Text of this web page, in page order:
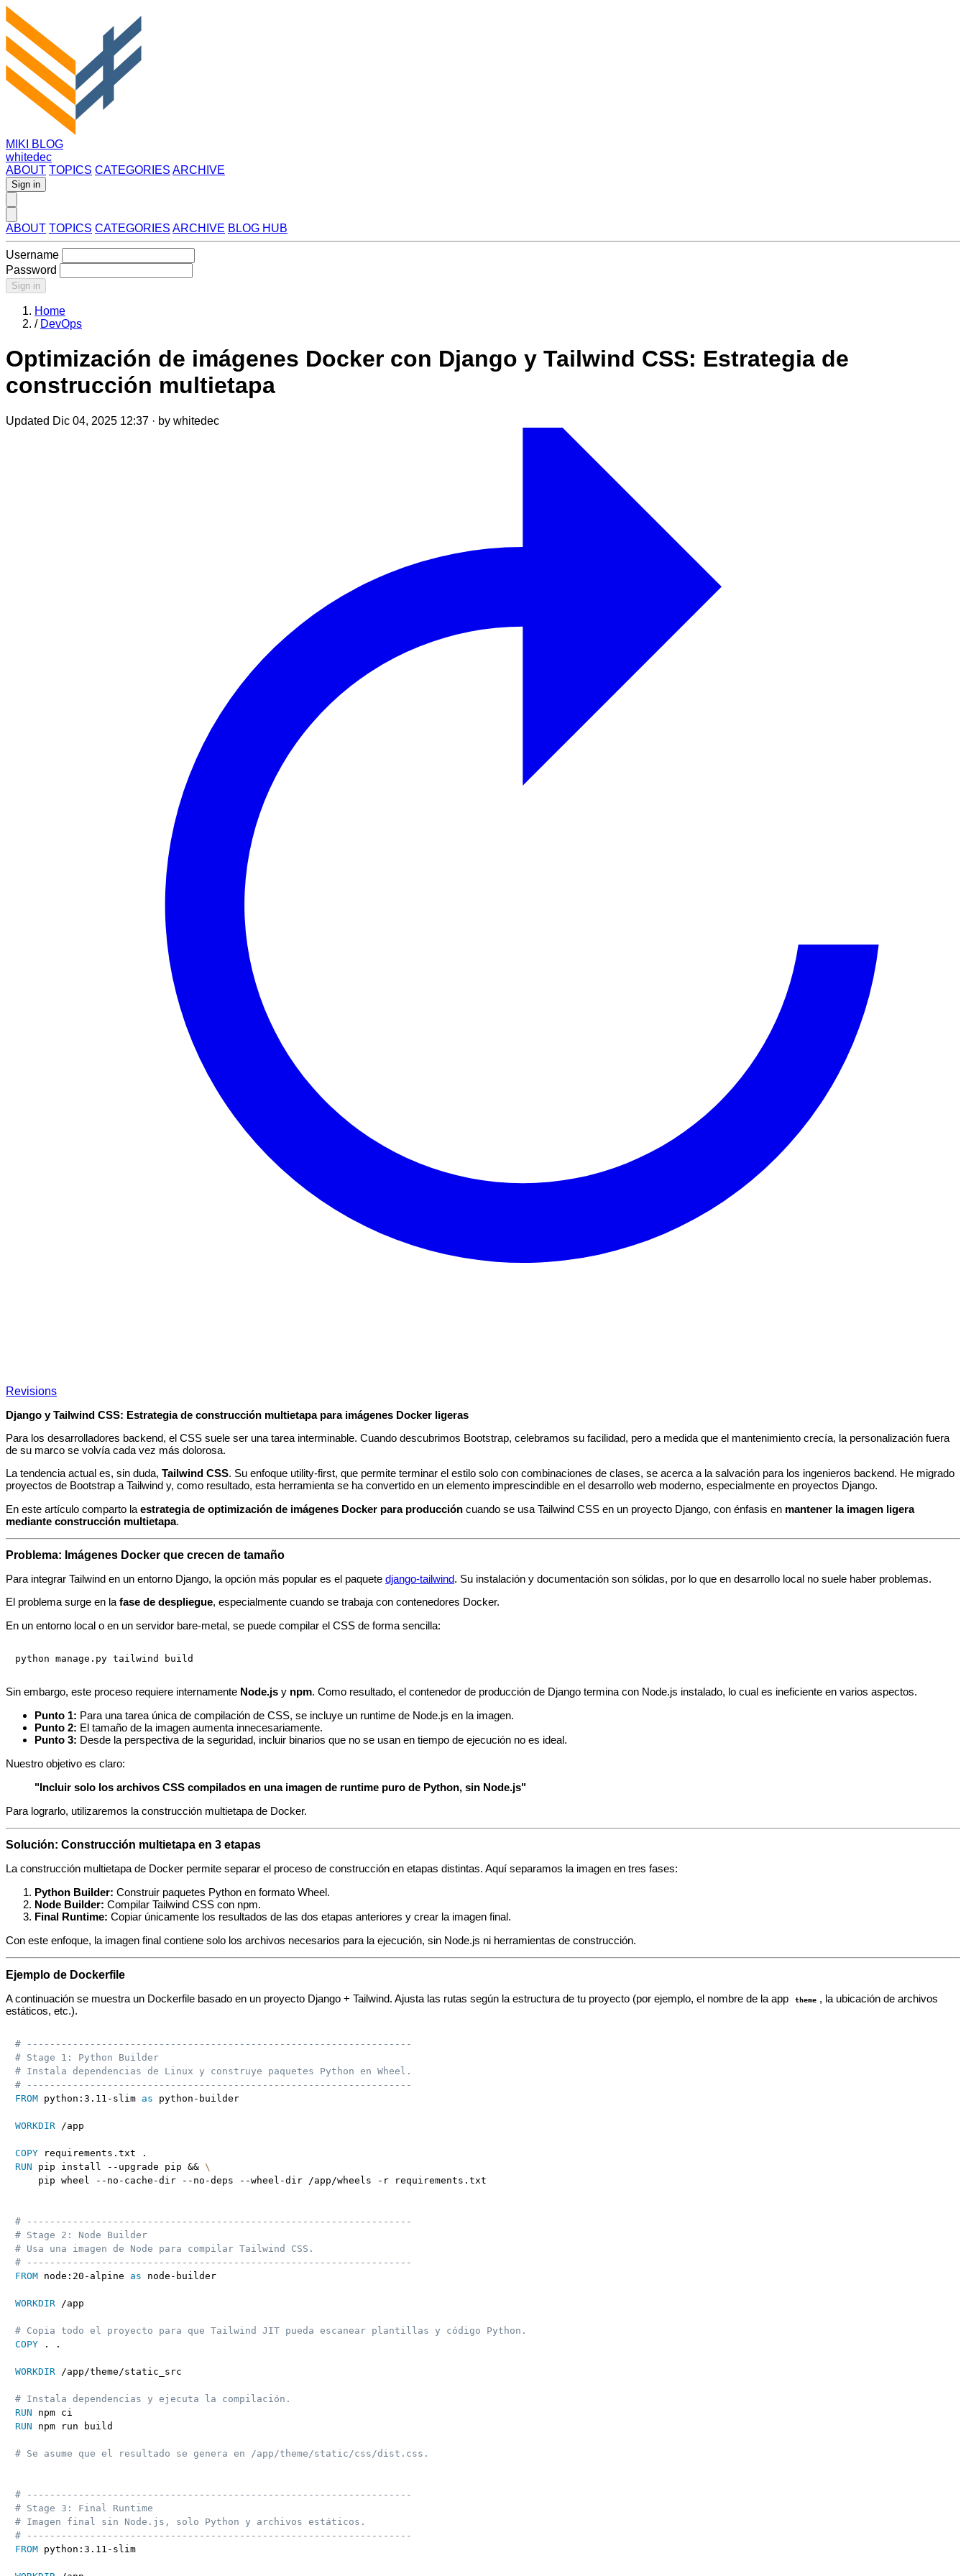
MIKI BLOG
whitedec
ABOUT TOPICS CATEGORIES ARCHIVE
Sign in
ABOUT TOPICS CATEGORIES ARCHIVE BLOG HUB
Username
Password
Sign in
Home
/ DevOps
Optimización de imágenes Docker con Django y Tailwind CSS: Estrategia de
construcción multietapa
Updated Dic 04, 2025 12:37 · by whitedec
Revisions
Django y Tailwind CSS: Estrategia de construcción multietapa para imágenes Docker ligeras
Para los desarrolladores backend, el CSS suele ser una tarea interminable. Cuando descubrimos Bootstrap, celebramos su facilidad, pero a medida que el mantenimiento crecía, la personalización fuera
de su marco se volvía cada vez más dolorosa.
La tendencia actual es, sin duda, Tailwind CSS. Su enfoque utility‑first, que permite terminar el estilo solo con combinaciones de clases, se acerca a la salvación para los ingenieros backend. He migrado
proyectos de Bootstrap a Tailwind y, como resultado, esta herramienta se ha convertido en un elemento imprescindible en el desarrollo web moderno, especialmente en proyectos Django.
En este artículo comparto la estrategia de optimización de imágenes Docker para producción cuando se usa Tailwind CSS en un proyecto Django, con énfasis en mantener la imagen ligera
mediante construcción multietapa.
Problema: Imágenes Docker que crecen de tamaño
Para integrar Tailwind en un entorno Django, la opción más popular es el paquete django‑tailwind. Su instalación y documentación son sólidas, por lo que en desarrollo local no suele haber problemas.
El problema surge en lafase de despliegue, especialmente cuando se trabaja con contenedores Docker.
En un entorno local o en un servidor bare‑metal, se puede compilar el CSS de forma sencilla:
Sin embargo, este proceso requiere internamente Node.js y npm. Como resultado, el contenedor de producción de Django termina con Node.js instalado, lo cual es ineficiente en varios aspectos.
Punto 1: Para una tarea única de compilación de CSS, se incluye un runtime de Node.js en la imagen.
Punto 2: El tamaño de la imagen aumenta innecesariamente.
Punto 3: Desde la perspectiva de la seguridad, incluir binarios que no se usan en tiempo de ejecución no es ideal.
Nuestro objetivo es claro:
"Incluir solo los archivos CSS compilados en una imagen de runtime puro de Python, sin Node.js"
Para lograrlo, utilizaremos la construcción multietapa de Docker.
Solución: Construcción multietapa en 3 etapas
La construcción multietapa de Docker permite separar el proceso de construcción en etapas distintas. Aquí separamos la imagen en tres fases:
Python Builder: Construir paquetes Python en formato Wheel.
Node Builder: Compilar Tailwind CSS con npm.
Final Runtime: Copiar únicamente los resultados de las dos etapas anteriores y crear la imagen final.
Con este enfoque, la imagen final contiene solo los archivos necesarios para la ejecución, sin Node.js ni herramientas de construcción.
Ejemplo de Dockerfile
A continuación se muestra un Dockerfile basado en un proyecto Django + Tailwind. Ajusta las rutas según la estructura de tu proyecto (por ejemplo, el nombre de la app
theme , la ubicación de archivos
estáticos, etc.).
# -------------------------------------------------------------------
# Stage 1: Python Builder
# Instala dependencias de Linux y construye paquetes Python en Wheel.
# -------------------------------------------------------------------
FROM python:3.11-slim as python-builder
WORKDIR /app
COPY requirements.txt .
RUN pip install --upgrade pip && \
    pip wheel --no-cache-dir --no-deps --wheel-dir /app/wheels -r requirements.txt
# -------------------------------------------------------------------
# Stage 2: Node Builder
# Usa una imagen de Node para compilar Tailwind CSS.
# -------------------------------------------------------------------
FROM node:20-alpine as node-builder
WORKDIR /app
# Copia todo el proyecto para que Tailwind JIT pueda escanear plantillas y código Python.
COPY . .
WORKDIR /app/theme/static_src
# Instala dependencias y ejecuta la compilación.
RUN npm ci
RUN npm run build
# Se asume que el resultado se genera en /app/theme/static/css/dist.css.
# -------------------------------------------------------------------
# Stage 3: Final Runtime
# Imagen final sin Node.js, solo Python y archivos estáticos.
# -------------------------------------------------------------------
FROM python:3.11-slim